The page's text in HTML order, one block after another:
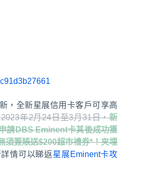
，全新星展信用卡客戶可享高
年2月24日至3月31日，新
請DBS Eminent卡其後成功獲
須簽賬送$200超市禮券*！夾埋
情可以睇返星展Eminent卡攻